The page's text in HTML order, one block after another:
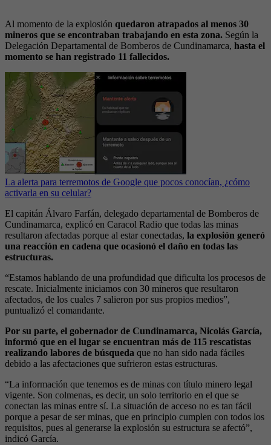
Al momento de la explosión quedaron atrapados al menos 30
mineros que se encontraban trabajando en esta zona. Según la
Delegación Departamental de Bomberos de Cundinamarca, hasta el
momento se han registrado 11 fallecidos.
La alerta para terremotos de Google que pocos conocían, ¿cómo
activarla en su celular?
El capitán Álvaro Farfán, delegado departamental de Bomberos de
Cundinamarca, explicó en Caracol Radio que todas las minas
resultaron afectadas porque al estar conectadas, la explosión generó
una reacción en cadena que ocasionó el daño en todas las
estructuras.
“Estamos hablando de una profundidad que dificulta los procesos de
rescate. Inicialmente iniciamos con 30 mineros que resultaron
afectados, de los cuales 7 salieron por sus propios medios”,
puntualizó el comandante.
Por su parte, el gobernador de Cundinamarca, Nicolás García,
informó que en el lugar se encuentran más de 115 rescatistas
realizando labores de búsqueda que no han sido nada fáciles
debido a las afectaciones que sufrieron estas estructuras.
“La información que tenemos es de minas con título minero legal
vigente. Son colmenas, es decir, un solo territorio en el que se
conectan las minas entre sí. La situación de acceso no es tan fácil
porque a pesar de ser minas, que en principio cumplen con todos los
requisitos, pues al generarse la explosión su estructura se afectó”,
indicó García.